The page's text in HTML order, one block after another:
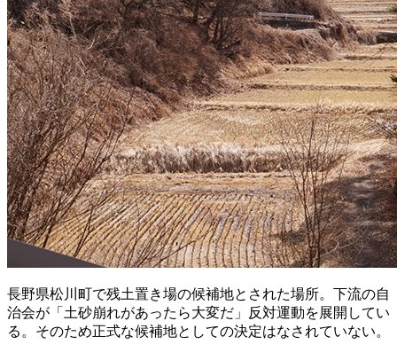
長野県松川町で残土置き場の候補地とされた場所。下流の自
治会が「土砂崩れがあったら大変だ」反対運動を展開してい
る。そのため正式な候補地としての決定はなされていない。